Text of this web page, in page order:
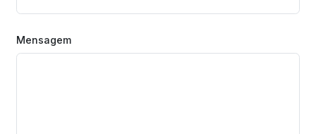
Mensagem